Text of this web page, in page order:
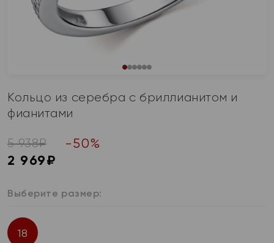
Кольцо из серебра с бриллианитом и
фианитами
5 938₽ -50%
2 969₽
Выберите размер:
18